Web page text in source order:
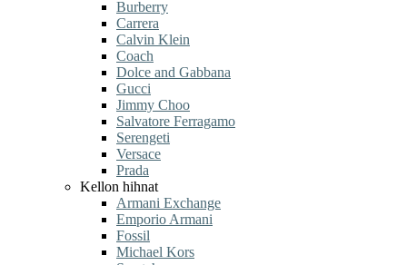
Burberry
Carrera
Calvin Klein
Coach
Dolce and Gabbana
Gucci
Jimmy Choo
Salvatore Ferragamo
Serengeti
Versace
Prada
Kellon hihnat
Armani Exchange
Emporio Armani
Fossil
Michael Kors